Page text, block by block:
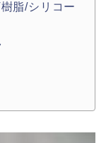
脂/シリコー